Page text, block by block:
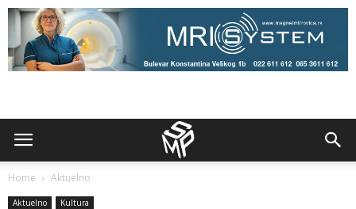
Home Aktuelno
Aktuelno Kultura